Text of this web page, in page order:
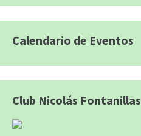
Calendario de Eventos
Club Nicolás Fontanillas